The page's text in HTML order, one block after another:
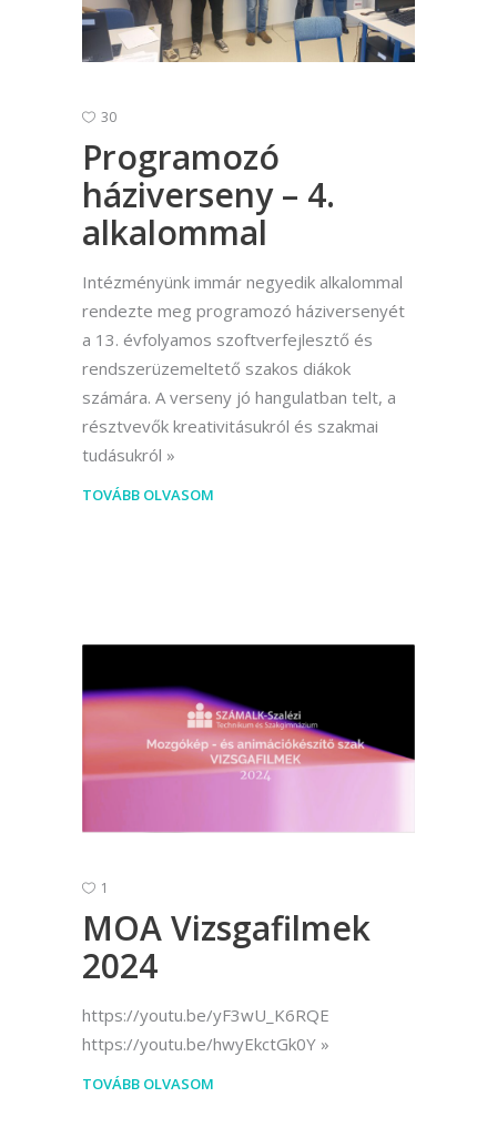
30
Programozó
háziverseny – 4.
alkalommal
Intézményünk immár negyedik alkalommal
rendezte meg programozó háziversenyét
a 13. évfolyamos szoftverfejlesztő és
rendszerüzemeltető szakos diákok
számára. A verseny jó hangulatban telt, a
résztvevők kreativitásukról és szakmai
tudásukról
TOVÁBB OLVASOM
1
MOA Vizsgafilmek
2024
https://youtu.be/yF3wU_K6RQE
https://youtu.be/hwyEkctGk0Y
TOVÁBB OLVASOM